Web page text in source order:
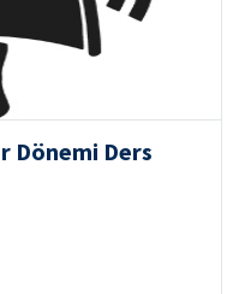
Dönemi Ders